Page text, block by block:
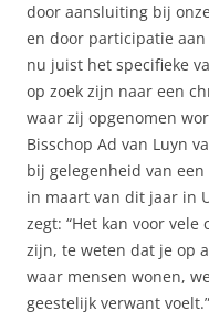
door aansluiting bij
en door participatie
nu juist het specifieke
op zoek zijn naar een
waar zij opgenomen
Bisschop Ad van Luyn
bij gelegenheid van
in maart van dit jaar in
zegt: “Het kan voor
zijn, te weten dat je op
waar mensen wonen,
geestelijk verwant